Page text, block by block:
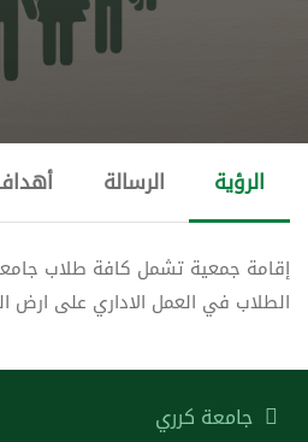
الرؤية الرسالة
إقامة جمعية تشمل كافة طلاب
الطلاب في العمل الاداري على ارض
جامعة كرري